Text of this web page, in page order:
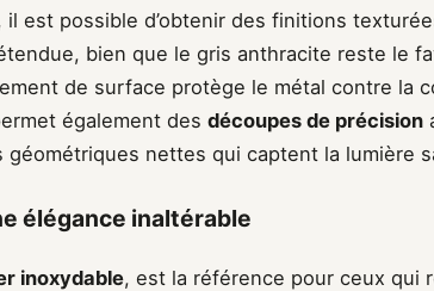
est possible d’obtenir des finitions
bien que le gris anthracite reste le
de surface protège le métal contre la
également des découpes de précision
nettes qui captent la lumière
élégance inaltérable
inoxydable, est la référence pour ceux qui